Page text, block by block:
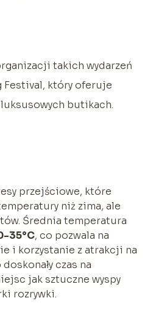
takich wydarzeń
Festival, który oferuje
butikach.
przejściowe, które
niż zima, ale
Średnia temperatura
35°C, co pozwala na
i korzystanie z atrakcji na
czas na
jak sztuczne wyspy
rozrywki.